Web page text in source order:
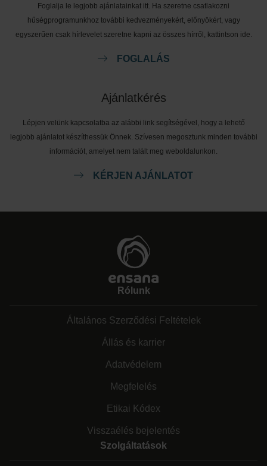
Foglalja le legjobb ajánlatainkat itt. Ha szeretne csatlakozni
hűségprogramunkhoz további kedvezményekért, előnyökért, vagy
egyszerűen csak hírlevelet szeretne kapni az összes hírről, kattintson ide.
FOGLALÁS
Ajánlatkérés
Lépjen velünk kapcsolatba az alábbi link segítségével, hogy a lehető
legjobb ajánlatot készíthessük Önnek. Szívesen megosztunk minden további
információt, amelyet nem talált meg weboldalunkon.
KÉRJEN AJÁNLATOT
Rólunk
Általános Szerződési Feltételek
Állás és karrier
Adatvédelem
Megfelelés
Etikai Kódex
Visszaélés bejelentés
Szolgáltatások